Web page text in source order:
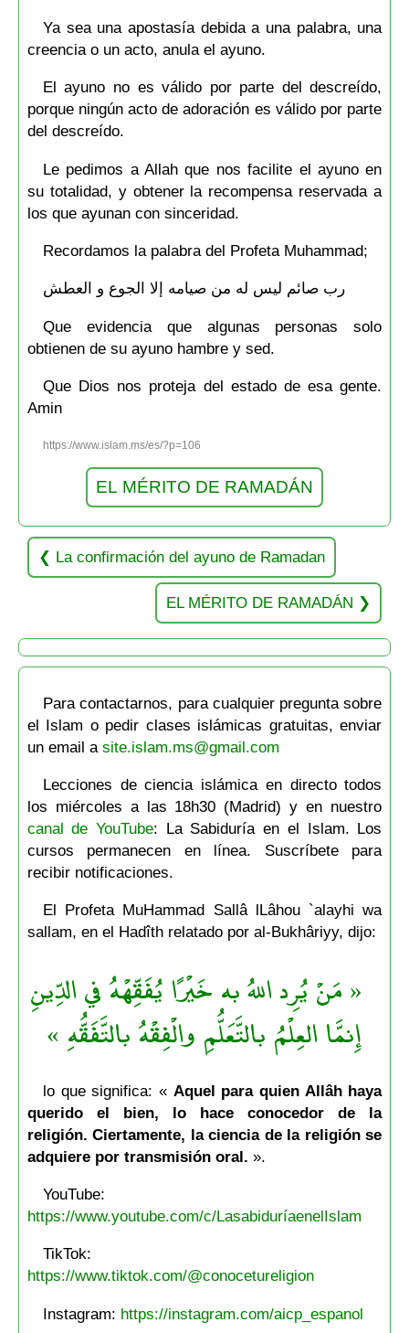
Ya sea una apostasía debida a una palabra, una
creencia o un acto, anula el ayuno.
El ayuno no es válido por parte del descreído,
porque ningún acto de adoración es válido por parte
del descreído.
Le pedimos a Allah que nos facilite el ayuno en
su totalidad, y obtener la recompensa reservada a
los que ayunan con sinceridad.
Recordamos la palabra del Profeta Muhammad;
رب صائم ليس له من صيامه إلا الجوع و العطش
Que evidencia que algunas personas solo
obtienen de su ayuno hambre y sed.
Que Dios nos proteja del estado de esa gente.
Amin
https://www.islam.ms/es/?p=106
EL MÉRITO DE RAMADÁN
La confirmación del ayuno de Ramadan
EL MÉRITO DE RAMADÁN
Para contactarnos, para cualquier pregunta sobre
el Islam o pedir clases islámicas gratuitas, enviar
un email a site.islam.ms@gmail.com
Lecciones de ciencia islámica en directo todos
los miércoles a las 18h30 (Madrid) y en nuestro
canal de YouTube: La Sabiduría en el Islam. Los
cursos permanecen en línea. Suscríbete para
recibir notificaciones.
El Profeta MuHammad Sallâ lLâhou `alayhi wa
sallam, en el Hadîth relatado por al-Bukhâriyy, dijo:
« مَنْ يُرِد اللهُ به خَيْرًا يُفَقِّهْهُ في الدِّينِ
إِنمَّا العِلْمُ بالتَّعَلُّمِ والْفِقْهُ بالتَّفَقُّهِ »
lo que significa: « Aquel para quien Allâh haya
querido el bien, lo hace conocedor de la
religión. Ciertamente, la ciencia de la religión se
adquiere por transmisión oral. ».
YouTube:
https://www.youtube.com/c/LasabiduríaenelIslam
TikTok:
https://www.tiktok.com/@conocetureligion
Instagram: https://instagram.com/aicp_espanol